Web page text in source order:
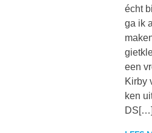
écht
ga ik
een
Kirby
ken
DS[…]